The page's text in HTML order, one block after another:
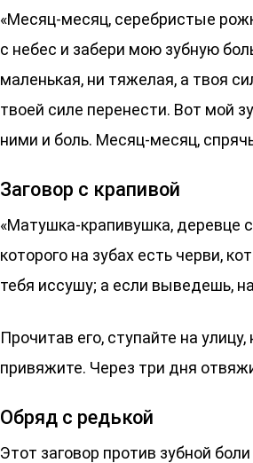
«Месяц-месяц, серебристые
с небес и забери мою зубную
маленькая, ни тяжелая, а твоя
твоей силе перенести. Вот мой
ними и боль. Месяц-месяц,
Заговор с крапивой
«Матушка-крапивушка, деревце
которого на зубах есть черви,
тебя иссушу; а если выведешь,
Прочитав его, ступайте на
привяжите. Через три дня
Обряд с редькой
Этот заговор против зубной